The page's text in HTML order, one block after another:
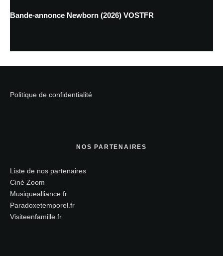
Bande-annonce Newborn (2026) VOSTFR
Politique de confidentialité
NOS PARTENAIRES
Liste de nos partenaires
Ciné Zoom
Musiquealliance.fr
Paradoxetemporel.fr
Visiteenfamille.fr